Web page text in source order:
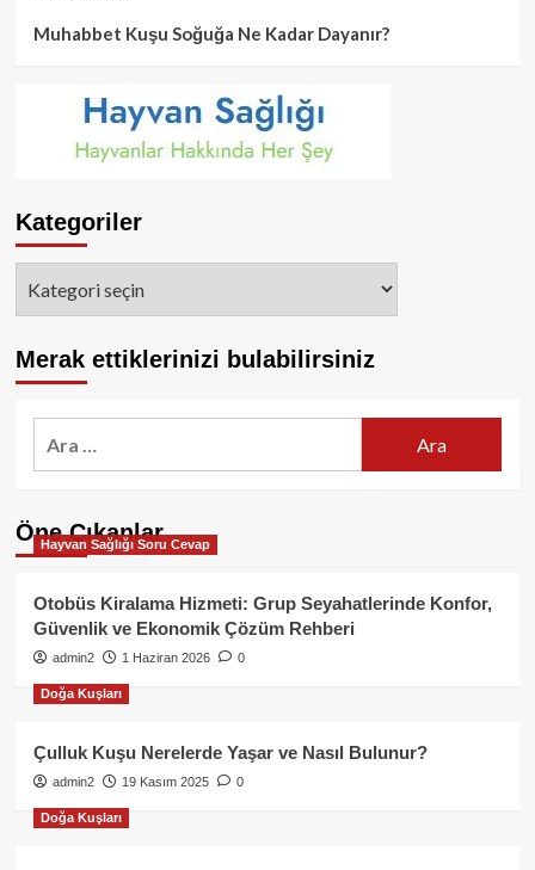
Muhabbet Kuşu Soğuğa Ne Kadar Dayanır?
Kategoriler
Merak ettiklerinizi bulabilirsiniz
Öne Çıkanlar
Hayvan Sağlığı Soru Cevap
Otobüs Kiralama Hizmeti: Grup Seyahatlerinde Konfor,
Güvenlik ve Ekonomik Çözüm Rehberi
admin2 1 Haziran 2026 0
Doğa Kuşları
Çulluk Kuşu Nerelerde Yaşar ve Nasıl Bulunur?
admin2 19 Kasım 2025 0
Doğa Kuşları